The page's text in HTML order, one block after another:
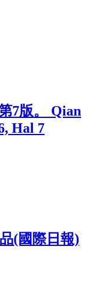
7版。 Qian
Hal 7
(國際日報)